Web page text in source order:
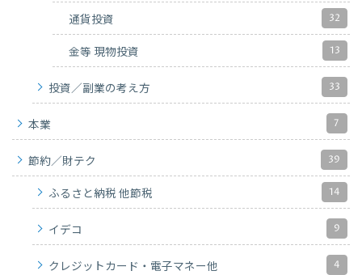
通貨投資 32
金等 現物投資 13
投資／副業の考え方 33
本業 7
節約／財テク 39
ふるさと納税 他節税 14
イデコ 9
クレジットカード・電子マネー他 4